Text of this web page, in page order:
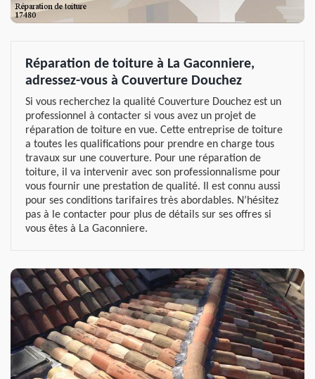
Réparation de toiture à La Gaconniere,
adressez-vous à Couverture Douchez
Si vous recherchez la qualité Couverture Douchez est un
professionnel à contacter si vous avez un projet de
réparation de toiture en vue. Cette entreprise de toiture
a toutes les qualifications pour prendre en charge tous
travaux sur une couverture. Pour une réparation de
toiture, il va intervenir avec son professionnalisme pour
vous fournir une prestation de qualité. Il est connu aussi
pour ses conditions tarifaires très abordables. N’hésitez
pas à le contacter pour plus de détails sur ses offres si
vous êtes à La Gaconniere.